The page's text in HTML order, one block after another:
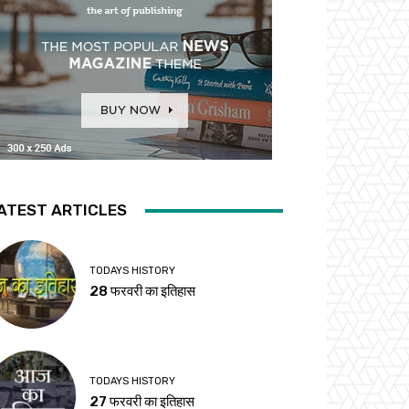
ARTICLES
TODAYS HISTORY
28 फरवरी का इतिहास
TODAYS HISTORY
27 फरवरी का इतिहास